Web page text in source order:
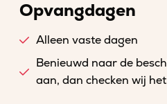
Opvangdagen
Alleen vaste dagen
Benieuwd naar de
aan, dan checken wij